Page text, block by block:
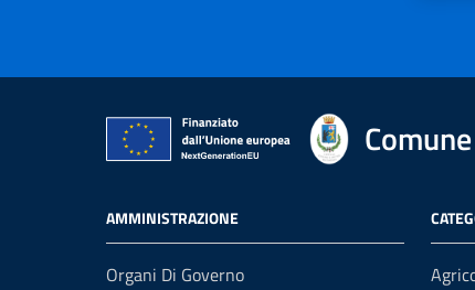
AMMINISTRAZIONE
Organi Di Governo